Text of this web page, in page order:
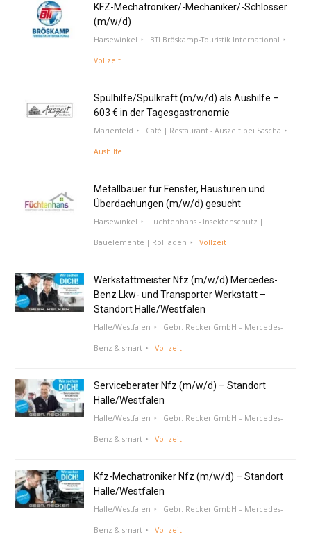
KFZ-Mechatroniker/-Mechaniker/-Schlosser
(m/w/d)
Harsewinkel BTI Bröskamp-Touristik International
Vollzeit
Spülhilfe/Spülkraft (m/w/d) als Aushilfe –
603 € in der Tagesgastronomie
Marienfeld Café | Restaurant - Auszeit bei Sascha
Aushilfe
Metallbauer für Fenster, Haustüren und
Überdachungen (m/w/d) gesucht
Harsewinkel Füchtenhans - Insektenschutz |
Bauelemente | Rollladen Vollzeit
Werkstattmeister Nfz (m/w/d) Mercedes-
Benz Lkw- und Transporter Werkstatt –
Standort Halle/Westfalen
Halle/Westfalen Gebr. Recker GmbH – Mercedes-
Benz & smart Vollzeit
Serviceberater Nfz (m/w/d) – Standort
Halle/Westfalen
Halle/Westfalen Gebr. Recker GmbH – Mercedes-
Benz & smart Vollzeit
Kfz-Mechatroniker Nfz (m/w/d) – Standort
Halle/Westfalen
Halle/Westfalen Gebr. Recker GmbH – Mercedes-
Benz & smart Vollzeit